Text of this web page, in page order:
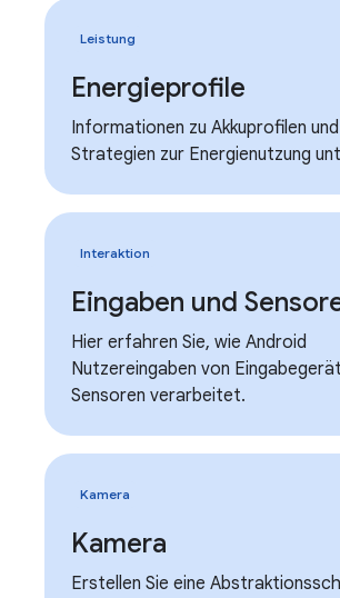
Leistung
Energieprofile
Informationen zu Akkuprofilen und
Strategien zur Energienutzung
Interaktion
Eingaben und
Hier erfahren Sie, wie Android
Nutzereingaben von
Sensoren verarbeitet.
Kamera
Kamera
Erstellen Sie eine